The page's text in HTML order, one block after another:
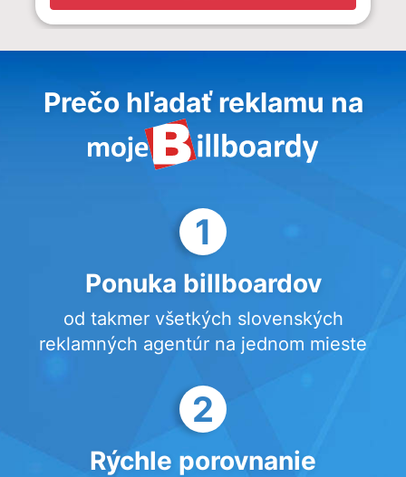
Prečo hľadať reklamu na
1
Ponuka billboardov
od takmer všetkých slovenských
reklamných agentúr na jednom mieste
2
Rýchle porovnanie